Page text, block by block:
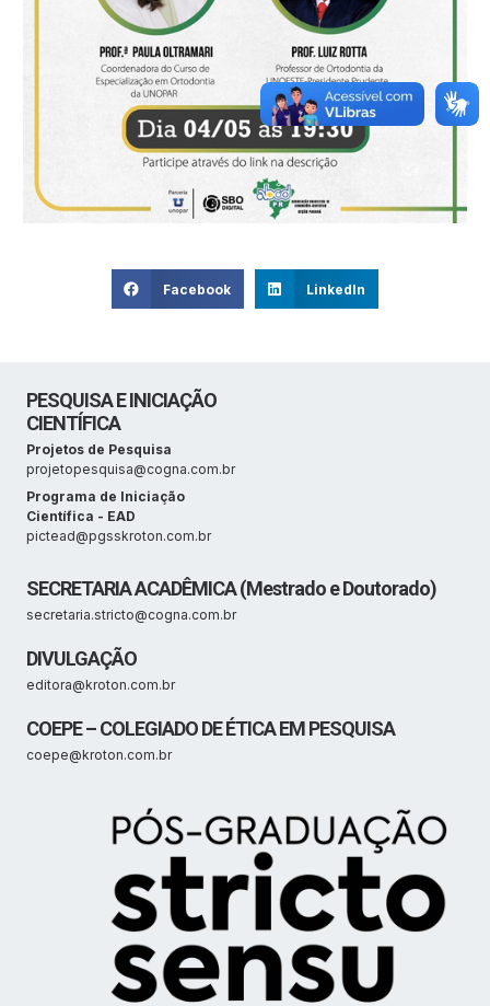
Facebook LinkedIn
PESQUISA E INICIAÇÃO
CIENTÍFICA
Projetos de Pesquisa
projetopesquisa@cogna.com.br
Programa de Iniciação
Científica - EAD
pictead@pgsskroton.com.br
SECRETARIA ACADÊMICA (Mestrado e Doutorado)
secretaria.stricto@cogna.com.br
DIVULGAÇÃO
editora@kroton.com.br
COEPE – COLEGIADO DE ÉTICA EM PESQUISA
coepe@kroton.com.br